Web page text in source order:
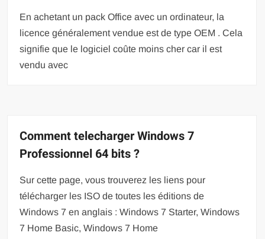
En achetant un pack Office avec un ordinateur, la
licence généralement vendue est de type OEM . Cela
signifie que le logiciel coûte moins cher car il est
vendu avec
Comment telecharger Windows 7
Professionnel 64 bits ?
Sur cette page, vous trouverez les liens pour
télécharger les ISO de toutes les éditions de
Windows 7 en anglais : Windows 7 Starter, Windows
7 Home Basic, Windows 7 Home